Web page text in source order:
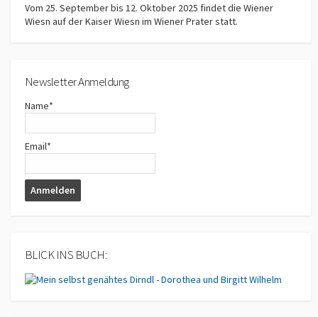
Vom 25. September bis 12. Oktober 2025 findet die Wiener
Wiesn auf der Kaiser Wiesn im Wiener Prater statt.
Newsletter Anmeldung
Name*
Email*
BLICK INS BUCH: